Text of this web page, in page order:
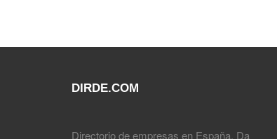
DIRDE.COM
Directorio de empresas en España. Da